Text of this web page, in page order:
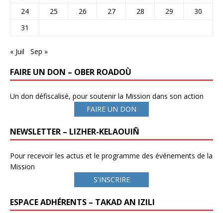
24
25 26 27 28 29
30
31
« Juil Sep »
FAIRE UN DON – OBER ROADOÙ
Un don défiscalisé, pour soutenir la Mission dans son action
FAIRE UN DON
NEWSLETTER – LIZHER-KELAOUIÑ
Pour recevoir les actus et le programme des événements de la
Mission
S'INSCRIRE
ESPACE ADHÉRENTS – TAKAD AN IZILI